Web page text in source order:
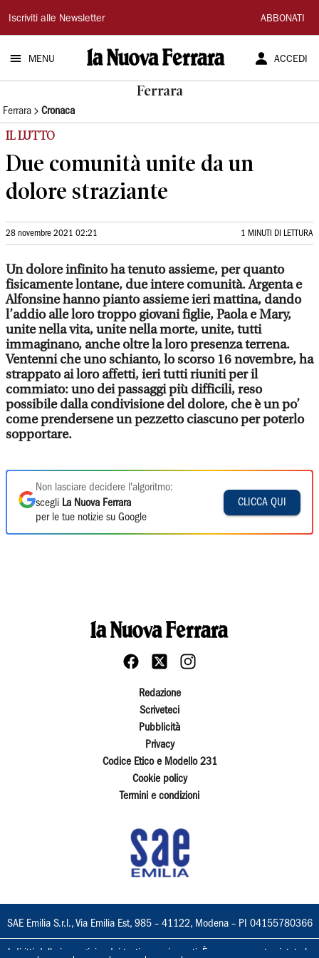
La
Nuova
Ferrara
Iscriviti alle Newsletter ABBONATI
MENU ACCEDI
Ferrara
Ferrara Cronaca
IL LUTTO
Due comunità unite da un
dolore straziante
28 novembre 2021 02:21 1 MINUTI DI LETTURA
Un dolore infinito ha tenuto assieme, per quanto
fisicamente lontane, due intere comunità. Argenta e
Alfonsine hanno pianto assieme ieri mattina, dando
l’addio alle loro troppo giovani figlie, Paola e Mary,
unite nella vita, unite nella morte, unite, tutti
immaginano, anche oltre la loro presenza terrena.
Ventenni che uno schianto, lo scorso 16 novembre, ha
strappato ai loro affetti, ieri tutti riuniti per il
commiato: uno dei passaggi più difficili, reso
possibile dalla condivisione del dolore, che è un po’
come prendersene un pezzetto ciascuno per poterlo
sopportare.
Non lasciare decidere l'algoritmo:
scegli La Nuova Ferrara
per le tue notizie su Google
CLICCA QUI
Redazione
Scriveteci
Pubblicità
Privacy
Codice Etico e Modello 231
Cookie policy
Termini e condizioni
SAE Emilia S.r.l., Via Emilia Est, 985 – 41122, Modena – PI 04155780366
I diritti delle immagini e dei testi sono riservati. È espressamente vietata la